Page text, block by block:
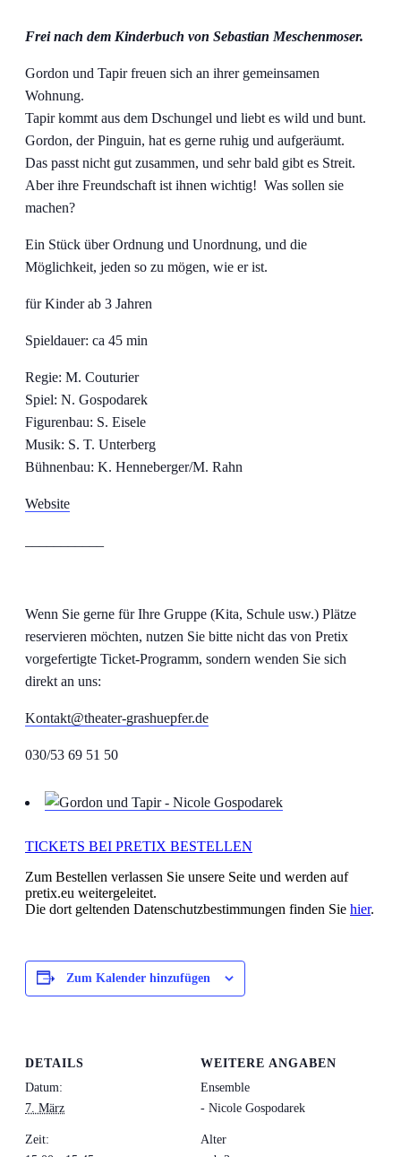
Frei nach dem Kinderbuch von Sebastian Meschenmoser.
Gordon und Tapir freuen sich an ihrer gemeinsamen
Wohnung.
Tapir kommt aus dem Dschungel und liebt es wild und bunt.
Gordon, der Pinguin, hat es gerne ruhig und aufgeräumt.
Das passt nicht gut zusammen, und sehr bald gibt es Streit.
Aber ihre Freundschaft ist ihnen wichtig! Was sollen sie
machen?
Ein Stück über Ordnung und Unordnung, und die
Möglichkeit, jeden so zu mögen, wie er ist.
für Kinder ab 3 Jahren
Spieldauer: ca 45 min
Regie: M. Couturier
Spiel: N. Gospodarek
Figurenbau: S. Eisele
Musik: S. T. Unterberg
Bühnenbau: K. Henneberger/M. Rahn
Website
Wenn Sie gerne für Ihre Gruppe (Kita, Schule usw.) Plätze
reservieren möchten, nutzen Sie bitte nicht das von Pretix
vorgefertigte Ticket-Programm, sondern wenden Sie sich
direkt an uns:
Kontakt@theater-grashuepfer.de
030/53 69 51 50
TICKETS BEI PRETIX BESTELLEN
Zum Bestellen verlassen Sie unsere Seite und werden auf
pretix.eu weitergeleitet.
Die dort geltenden Datenschutzbestimmungen finden Sie hier.
Zum Kalender hinzufügen
DETAILS
Datum:
7. März
Zeit:
WEITERE ANGABEN
Ensemble
- Nicole Gospodarek
Alter